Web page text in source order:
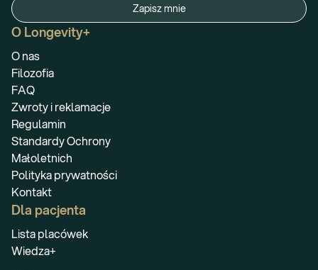
O Longevity+
O nas
Filozofia
FAQ
Zwroty i reklamacje
Regulamin
Standardy Ochrony
Małoletnich
Polityka prywatności
Kontakt
Dla pacjenta
Lista placówek
Wiedza+
Zapisz mnie